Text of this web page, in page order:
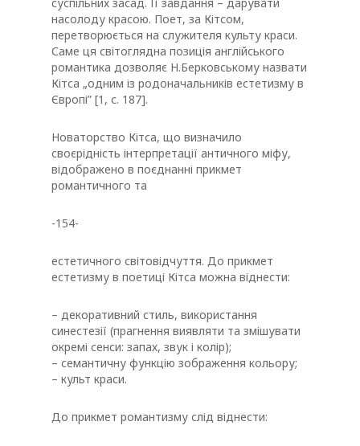
насолоду красою. Поет, за Кітсом,
перетворюється на служителя культу краси.
Саме ця світоглядна позиція англійського
романтика дозволяє Н.Берковському назвати
Кітса „одним із родоначальників естетизму в
Європі” [1, с. 187].
Новаторство Кітса, що визначило
своєрідність інтерпретації античного міфу,
відображено в поєднанні прикмет
романтичного та
-154-
естетичного світовідчуття. До прикмет
естетизму в поетиці Кітса можна віднести:
– декоративний стиль, використання
синестезії (прагнення виявляти та змішувати
окремі сенси: запах, звук і колір);
– семантичну функцію зображення кольору;
– культ краси.
До прикмет романтизму слід віднести: